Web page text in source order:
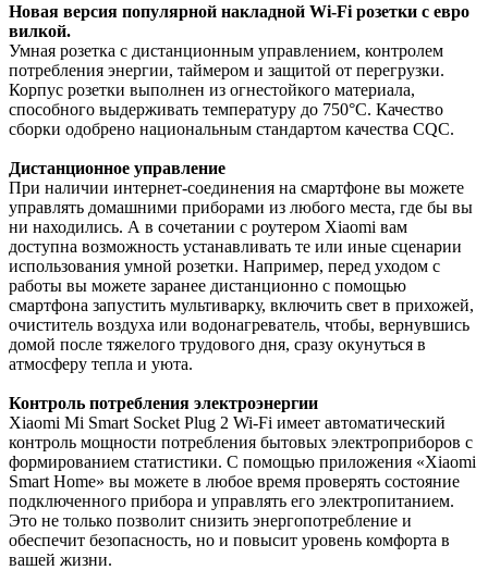
Новая версия популярной накладной Wi-Fi розетки с евро
вилкой.
Умная розетка с дистанционным управлением, контролем
потребления энергии, таймером и защитой от перегрузки.
Корпус розетки выполнен из огнестойкого материала,
способного выдерживать температуру до 750°С. Качество
сборки одобрено национальным стандартом качества CQC.
Дистанционное управление
При наличии интернет-соединения на смартфоне вы можете
управлять домашними приборами из любого места, где бы вы
ни находились. А в сочетании с роутером Xiaomi вам
доступна возможность устанавливать те или иные сценарии
использования умной розетки. Например, перед уходом с
работы вы можете заранее дистанционно с помощью
смартфона запустить мультиварку, включить свет в прихожей,
очиститель воздуха или водонагреватель, чтобы, вернувшись
домой после тяжелого трудового дня, сразу окунуться в
атмосферу тепла и уюта.
Контроль потребления электроэнергии
Xiaomi Mi Smart Socket Plug 2 Wi-Fi имеет автоматический
контроль мощности потребления бытовых электроприборов с
формированием статистики. С помощью приложения «Xiaomi
Smart Home» вы можете в любое время проверять состояние
подключенного прибора и управлять его электропитанием.
Это не только позволит снизить энергопотребление и
обеспечит безопасность, но и повысит уровень комфорта в
вашей жизни.